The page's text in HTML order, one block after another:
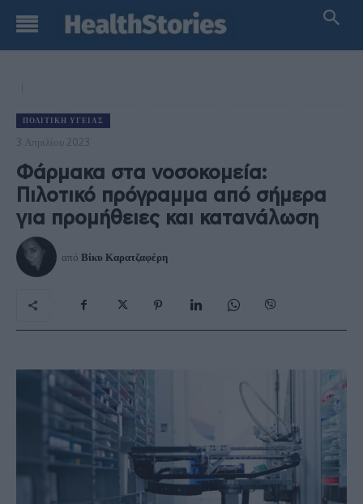
ΠΟΛΙΤΙΚΉ ΥΓΕΊΑΣ
3 Απριλίου 2023
Φάρμακα στα νοσοκομεία:
Πιλοτικό πρόγραμμα από σήμερα
για προμήθειες και κατανάλωση
από Βίκυ Καρατζαφέρη